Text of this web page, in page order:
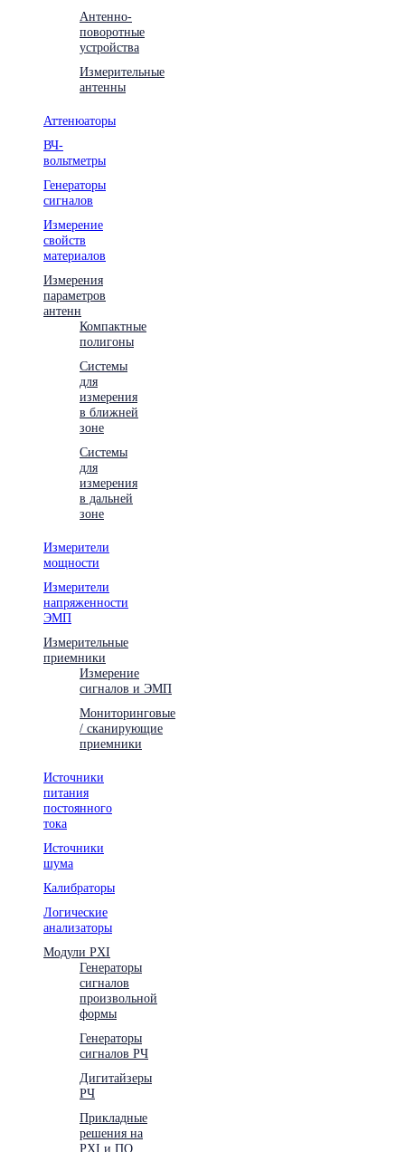
Антенно-
поворотные
устройства
Измерительные
антенны
Аттенюаторы
ВЧ-
вольтметры
Генераторы
сигналов
Измерение
свойств
материалов
Измерения
параметров
антенн
Компактные
полигоны
Системы
для
измерения
в ближней
зоне
Системы
для
измерения
в дальней
зоне
Измерители
мощности
Измерители
напряженности
ЭМП
Измерительные
приемники
Измерение
сигналов и ЭМП
Мониторинговые
/ сканирующие
приемники
Источники
питания
постоянного
тока
Источники
шума
Калибраторы
Логические
анализаторы
Модули PXI
Генераторы
сигналов
произвольной
формы
Генераторы
сигналов РЧ
Дигитайзеры
РЧ
Прикладные
решения на
PXI и ПО